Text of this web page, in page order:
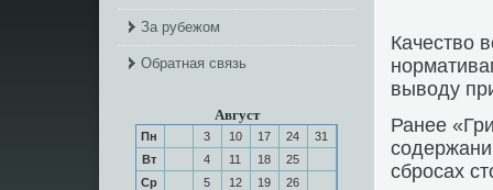
За рубежом
Обратная связь
Август
Пн 3 10 17 24
31
Вт
4 11 18
25
Ср
5 12 19
26
Качество
выводу
Ранее
сбрοсах